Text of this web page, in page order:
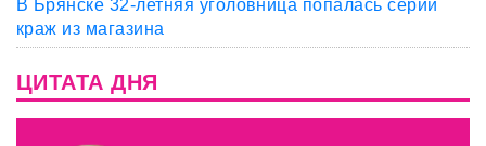
В Брянске 32-летняя уголовница попалась серии
краж из магазина
ЦИТАТА ДНЯ